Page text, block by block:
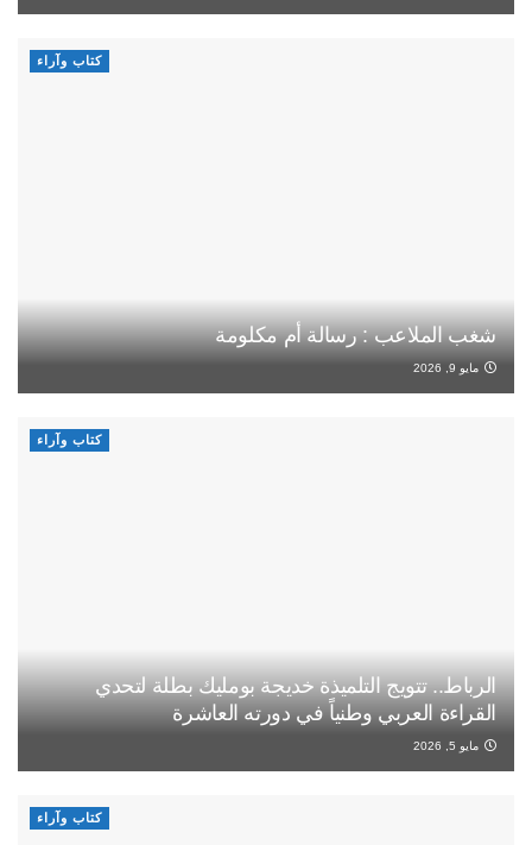
كتاب وآراء
شغب الملاعب : رسالة أم مكلومة
مايو 9, 2026
كتاب وآراء
الرباط.. تتويج التلميذة خديجة بومليك بطلة لتحدي
القراءة العربي وطنياً في دورته العاشرة
مايو 5, 2026
كتاب وآراء